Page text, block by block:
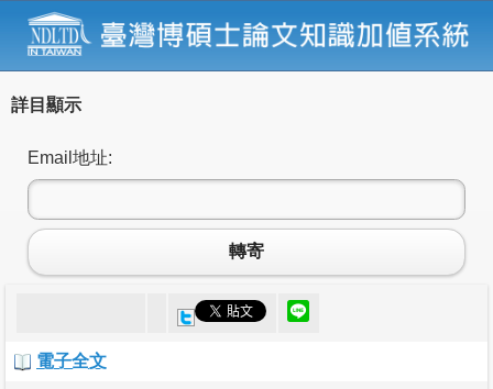
詳目顯示
Email地址:
轉寄
電子全文